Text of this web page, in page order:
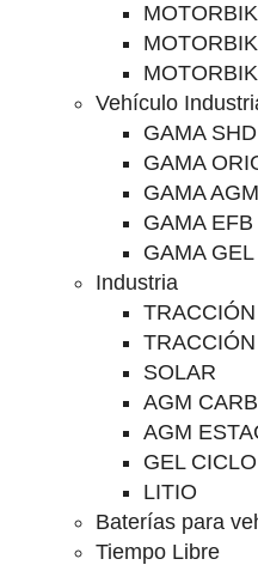
Vehículo
GAMA SHD
GAMA
GAMA
GAMA EFB
GAMA GEL
Industria
SOLAR
AGM
AGM
GEL
LITIO
Baterías para
Tiempo Libre